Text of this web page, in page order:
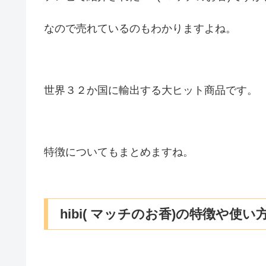
なので売れているのもわかりますよね。
世界３２か国に輸出する大ヒット商品です。
特徴についてもまとめますね。
hibi( マッチのお香)の特徴や使い